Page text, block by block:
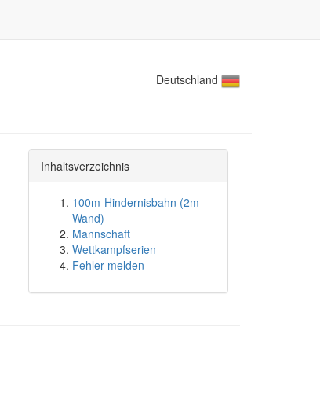
Deutschland
Inhaltsverzeichnis
100m-Hindernisbahn (2m
Wand)
Mannschaft
Wettkampfserien
Fehler melden